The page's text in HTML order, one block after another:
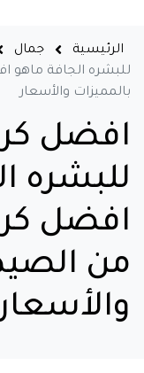
الرئيسية جمال
للبشره الجافة
بالمميزات والأسعار
افضل
للبشره
افضل
من